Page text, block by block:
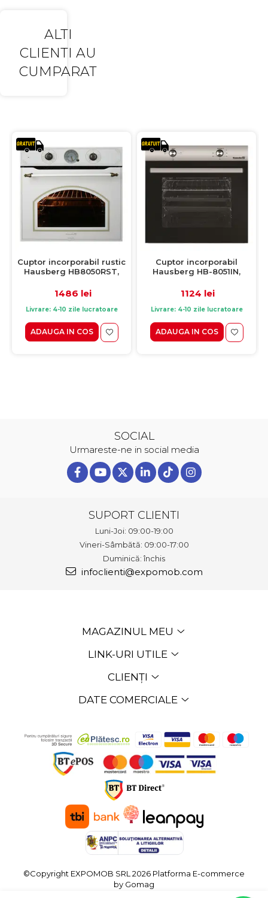
ALTI
CLIENTI AU
CUMPARAT
Cuptor incorporabil rustic
Hausberg HB8050RST,
culoare bej rustic
1486 lei
Livrare: 4-10 zile lucratoare
ADAUGA IN COS
Cuptor incorporabil
Hausberg HB-8051IN,
76 l, 4 functii, Clasa A,
1124 lei
Livrare: 4-10 zile lucratoare
ADAUGA IN COS
SOCIAL
Urmareste-ne in social media
SUPORT CLIENTI
Luni-Joi: 09:00-19:00
Vineri-Sâmbătă: 09:00-17:00
Duminică: închis
infoclienti@expomob.com
MAGAZINUL MEU
LINK-URI UTILE
CLIENȚI
DATE COMERCIALE
©Copyright EXPOMOB SRL 2026 Platforma E-commerce
by Gomag